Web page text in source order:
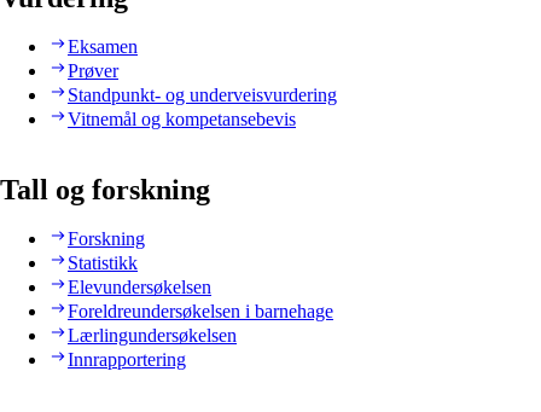
Eksamen
Prøver
Standpunkt- og underveisvurdering
Vitnemål og kompetansebevis
Tall og forskning
Forskning
Statistikk
Elevundersøkelsen
Foreldreundersøkelsen i barnehage
Lærlingundersøkelsen
Innrapportering